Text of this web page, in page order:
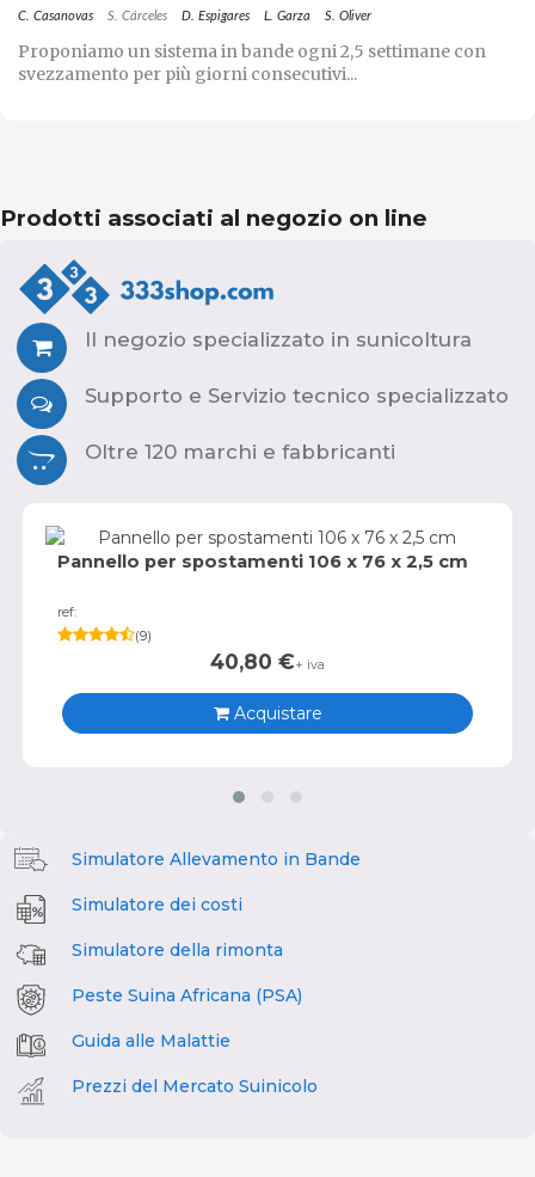
C. Casanovas S. Cárceles D. Espigares L. Garza S. Oliver
Proponiamo un sistema in bande ogni 2,5 settimane con
svezzamento per più giorni consecutivi...
Prodotti associati al negozio on line
Il negozio specializzato in sunicoltura
Supporto e Servizio tecnico specializzato
Oltre 120 marchi e fabbricanti
Pannello per spostamenti 106 x 76 x 2,5 cm
ref:
(9)
40,80 €+ iva
Acquistare
Simulatore Allevamento in Bande
Simulatore dei costi
Simulatore della rimonta
Peste Suina Africana (PSA)
Guida alle Malattie
Prezzi del Mercato Suinicolo